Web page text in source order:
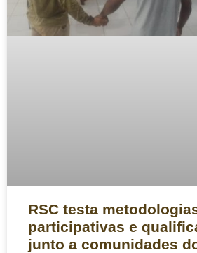
RSC testa
participativas e
junto a comunidades